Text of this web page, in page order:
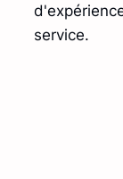
service.